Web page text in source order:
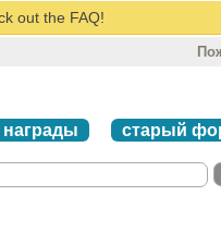
out the FAQ!
награды старый